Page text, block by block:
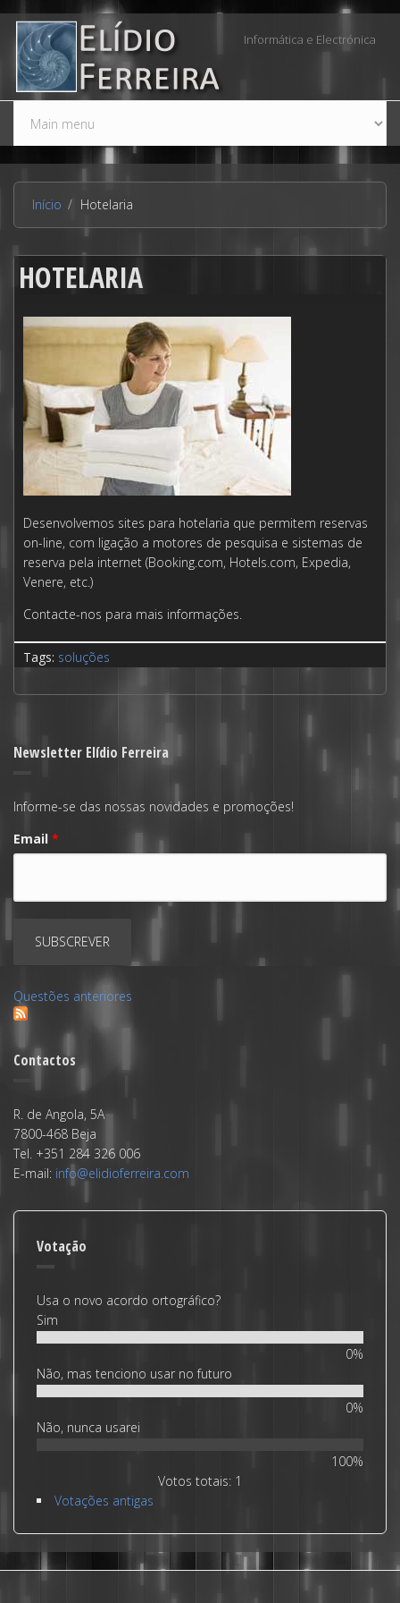
Passar para o conteúdo principal
Informática e Electrónica
Início Hotelaria
HOTELARIA
Desenvolvemos sites para hotelaria que permitem reservas
on-line, com ligação a motores de pesquisa e sistemas de
reserva pela internet (Booking.com, Hotels.com, Expedia,
Venere, etc.)
Contacte-nos para mais informações.
Tags: soluções
Newsletter Elídio Ferreira
Informe-se das nossas novidades e promoções!
Email *
Questões anteriores
Contactos
R. de Angola, 5A
7800-468 Beja
Tel. +351 284 326 006
E-mail: info@elidioferreira.com
Votação
Usa o novo acordo ortográfico?
Sim
0%
Não, mas tenciono usar no futuro
0%
Não, nunca usarei
100%
Votos totais: 1
Votações antigas